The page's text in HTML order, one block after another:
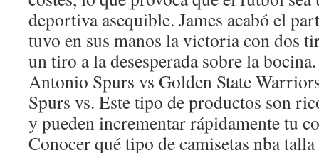
deportiva asequible. James acabó el
tuvo en sus manos la victoria con dos
un tiro a la desesperada sobre la
Antonio Spurs vs Golden State
Spurs vs. Este tipo de productos son
y pueden incrementar rápidamente tu
Conocer qué tipo de camisetas nba